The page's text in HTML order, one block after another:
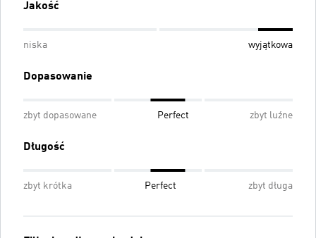
Jakość
niska wyjątkowa
Dopasowanie
zbyt dopasowane Perfect zbyt luźne
Długość
zbyt krótka Perfect zbyt długa